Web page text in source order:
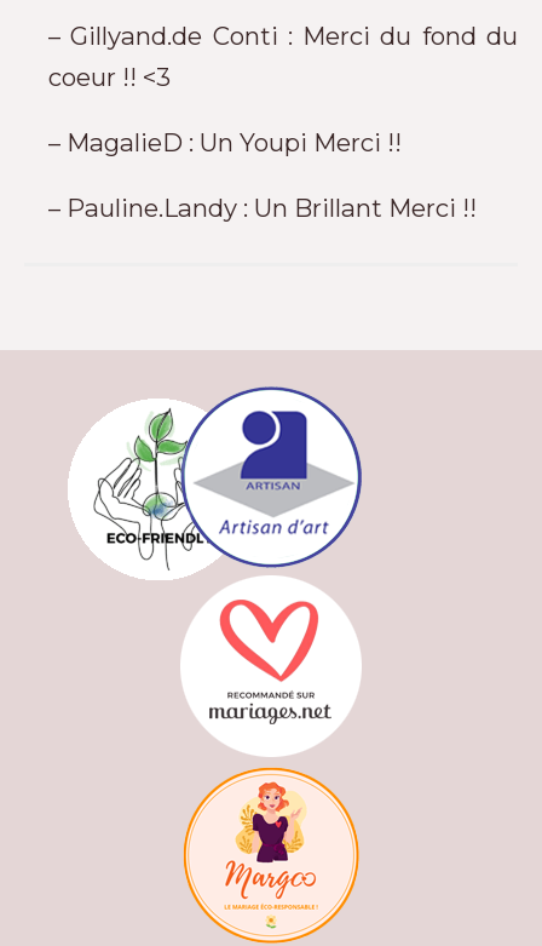
– Gillyand.de Conti : Merci du fond du
coeur !! <3
– MagalieD : Un Youpi Merci !!
– Pauline.Landy : Un Brillant Merci !!